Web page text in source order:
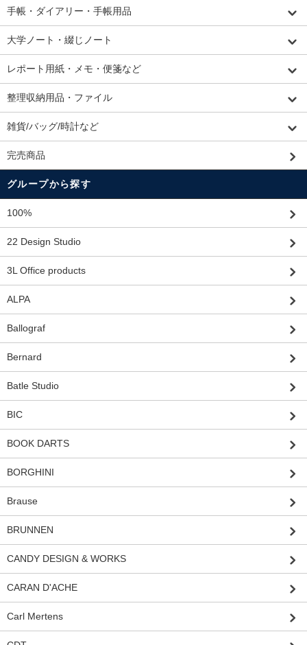
手帳・ダイアリー・手帳用品
大学ノート・綴じノート
レポート用紙・メモ・便箋など
整理収納用品・ファイル
雑貨/バッグ/時計など
完売商品
グループから探す
100%
22 Design Studio
3L Office products
ALPA
Ballograf
Bernard
Batle Studio
BIC
BOOK DARTS
BORGHINI
Brause
BRUNNEN
CANDY DESIGN & WORKS
CARAN D'ACHE
Carl Mertens